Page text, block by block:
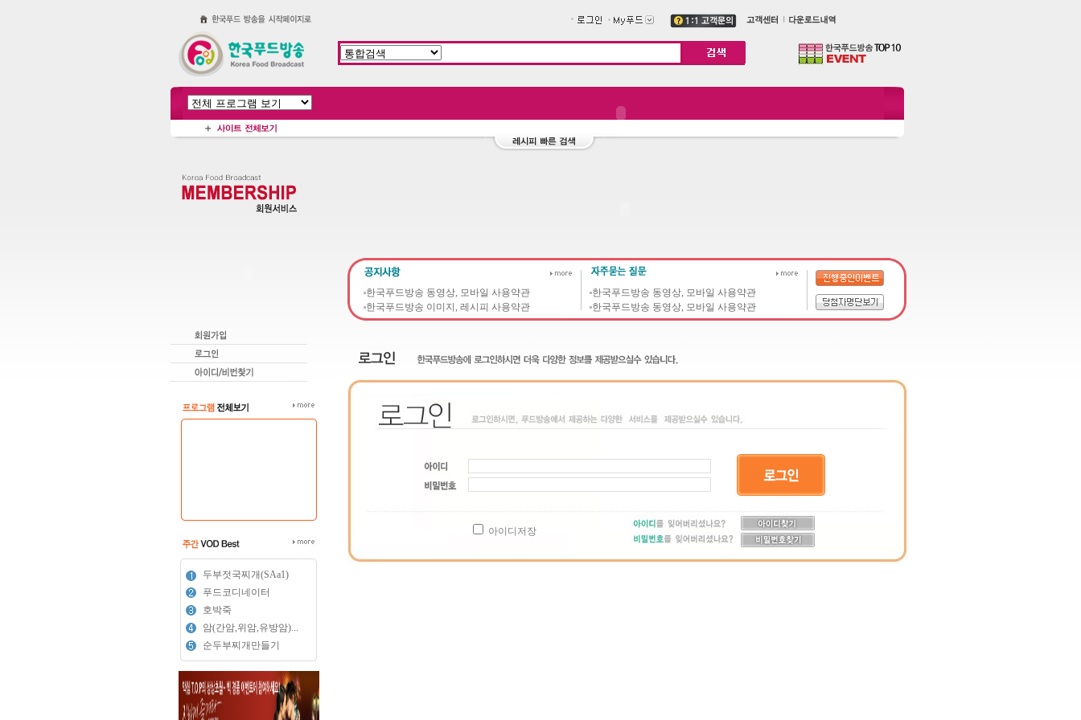
두부젓국찌개(SAa1)
푸드코디네이터
호박죽
암(간암,위암,유방암)...
순두부찌개만들기
한국푸드방송 동영상, 모바일 사용약관
한국푸드방송 이미지, 레시피 사용약관
한국푸드방송 동영상, 모바일 사용약관
한국푸드방송 동영상, 모바일 사용약관
아이디저장